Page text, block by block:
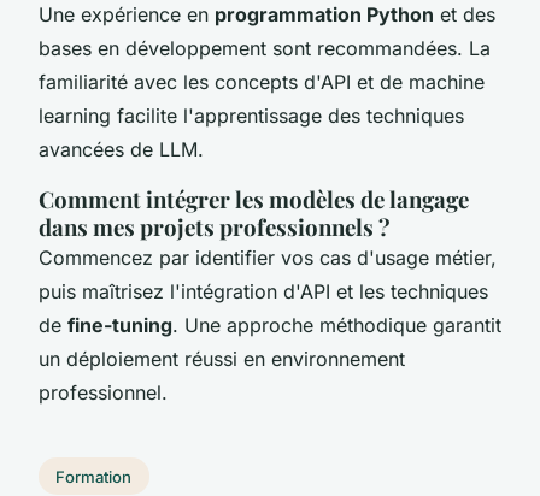
Une expérience en programmation Python et des
bases en développement sont recommandées. La
familiarité avec les concepts d'API et de machine
learning facilite l'apprentissage des techniques
avancées de LLM.
Comment intégrer les modèles de langage
dans mes projets professionnels ?
Commencez par identifier vos cas d'usage métier,
puis maîtrisez l'intégration d'API et les techniques
de fine-tuning. Une approche méthodique garantit
un déploiement réussi en environnement
professionnel.
Formation